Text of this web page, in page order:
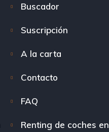
Buscador
Suscripción
A la carta
Contacto
FAQ
Renting de coches en